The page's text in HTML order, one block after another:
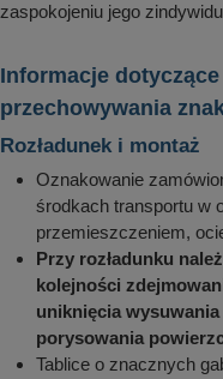
zaspokojeniu jego
Informacje
przechowywania
Rozładunek i montaż
Oznakowanie
środkach transportu w
przemieszczeniem,
Przy rozładunku
kolejności
uniknięcia
porysowania
Tablice o znacznych